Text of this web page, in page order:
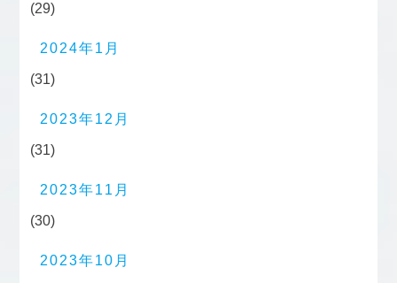
(29)
2024年1月
(31)
2023年12月
(31)
2023年11月
(30)
2023年10月